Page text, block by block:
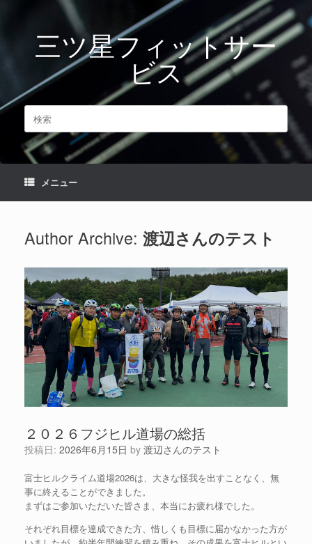
ッ
三ツ星フィットサー
ビス
検
対
象:
メニュー
Author Archive: 渡辺さんのテスト
２０２６フジヒル道場の総括
投稿日: 2026年6月15日 by 渡辺さんのテスト
富士ヒルクライム道場2026は、大きな怪我を出すことなく、無
事に終えることができました。
まずはご参加いただいた皆さま、本当にお疲れ様でした。
それぞれ目標を達成できた方、惜しくも目標に届かなかった方が